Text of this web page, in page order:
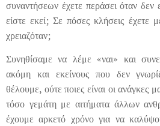
συναντήσεων έχετε περάσει όταν δεν
είστε εκεί; Σε πόσες κλήσεις έχετε
χρειαζόταν;
Συνηθίσαμε να λέμε «ναι» και
ακόμη και εκείνους που δεν
θέλουμε, ούτε ποιες είναι οι ανάγκες
τόσο γεμάτη με αιτήματα άλλων
έχουμε αρκετό χρόνο για να